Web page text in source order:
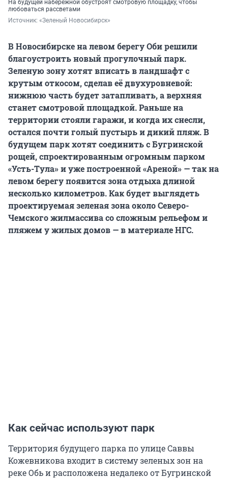
На будущей набережной обустроят смотровую площадку, чтобы
любоваться рассветами
Источник: «Зеленый Новосибирск»
В Новосибирске на левом берегу Оби решили
благоустроить новый прогулочный парк.
Зеленую зону хотят вписать в ландшафт с
крутым откосом, сделав её двухуровневой:
нижнюю часть будет затапливать, а верхняя
станет смотровой площадкой. Раньше на
территории стояли гаражи, и когда их снесли,
остался почти голый пустырь и дикий пляж. В
будущем парк хотят соединить с Бугринской
рощей, спроектированным огромным парком
«Усть-Тула» и уже построенной «Ареной» — так на
левом берегу появится зона отдыха длиной
несколько километров.Как будет выглядеть
проектируемая зеленая зона около Северо-
Чемского жилмассива со сложным рельефом и
пляжем у жилых домов — в материале НГС.
Как сейчас используют парк
Территория будущего парка по улице Саввы
Кожевникова входит в систему зеленых зон на
реке Обь и расположена недалеко от Бугринской